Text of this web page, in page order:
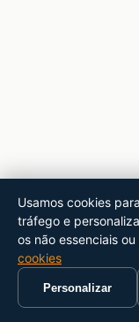
Usamos cookies
tráfego e
os não essenciais
cookies
Personalizar